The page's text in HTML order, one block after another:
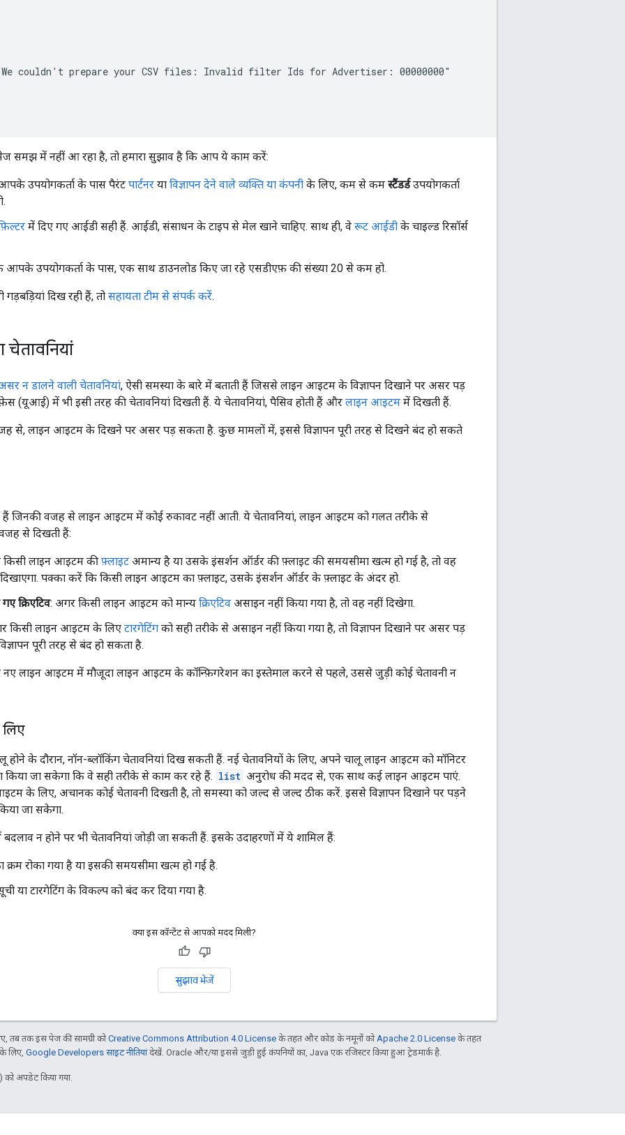
couldn't prepare your CSV files: Invalid filter Ids for Advertiser: 00000000"
समझ में नहीं आ रहा है, तो हमारा सुझाव है कि आप ये काम करें:
उपयोगकर्ता के पास पैरंट पार्टनर या विज्ञापन देने वाले व्यक्ति या कंपनी के लिए, कम से कम स्टैंडर्डउपयोगकर्ता
में दिए गए आईडी सही हैं. आईडी, संसाधन के टाइप से मेल खाने चाहिए. साथ ही, वे रूट आईडी के चाइल्ड रिसॉर्स
आपके उपयोगकर्ता के पास, एक साथ डाउनलोड किए जा रहे एसडीएफ़ की संख्या 20 से कम हो.
दिख रही हैं, तो सहायता टीम से संपर्क करें.
चेतावनियां
न डालने वाली चेतावनियां, ऐसी समस्या के बारे में बताती हैं जिससे लाइन आइटम के विज्ञापन दिखाने पर असर पड़
(यूआई) में भी इसी तरह की चेतावनियां दिखती हैं. ये चेतावनियां, पैसिव होती हैं और लाइन आइटम में दिखती हैं.
से, लाइन आइटम के दिखने पर असर पड़ सकता है. कुछ मामलों में, इससे विज्ञापन पूरी तरह से दिखने बंद हो सकते
हैं जिनकी वजह से लाइन आइटम में कोई रुकावट नहीं आती. ये चेतावनियां, लाइन आइटम को गलत तरीके से
से दिखती हैं:
किसी लाइन आइटम कीफ़्लाइट अमान्य है या उसके इंसर्शन ऑर्डर की फ़्लाइट की समयसीमा खत्म हो गई है, तो वह
दिखाएगा. पक्का करें कि किसी लाइन आइटम का फ़्लाइट, उसके इंसर्शन ऑर्डर के फ़्लाइट के अंदर हो.
क्रिएटिव: अगर किसी लाइन आइटम को मान्य क्रिएटिव असाइन नहीं किया गया है, तो वह नहीं दिखेगा.
किसी लाइन आइटम के लिए टारगेटिंग को सही तरीके से असाइन नहीं किया गया है, तो विज्ञापन दिखाने पर असर पड़
पूरी तरह से बंद हो सकता है.
नए लाइन आइटम में मौजूदा लाइन आइटम के कॉन्फ़िगरेशन का इस्तेमाल करने से पहले, उससे जुड़ी कोई चेतावनी न
के दौरान, नॉन-ब्लॉकिंग चेतावनियां दिख सकती हैं. नई चेतावनियों के लिए, अपने चालू लाइन आइटम को मॉनिटर
जा सकेगा कि वे सही तरीके से काम कर रहे हैं. list अनुरोध की मदद से, एक साथ कई लाइन आइटम पाएं.
के लिए, अचानक कोई चेतावनी दिखती है, तो समस्या को जल्द से जल्द ठीक करें. इससे विज्ञापन दिखाने पर पड़ने
जा सकेगा.
बदलाव न होने पर भी चेतावनियां जोड़ी जा सकती हैं. इसके उदाहरणों में ये शामिल हैं:
क्रम रोका गया है या इसकी समयसीमा खत्म हो गई है.
या टारगेटिंग के विकल्प को बंद कर दिया गया है.
क्या इस कॉन्टेंट से आपको मदद मिली?
सुझाव भेजें
तब तक इस पेज की सामग्री कोCreative Commons Attribution 4.0 License के तहत और कोड के नमूनों को Apache 2.0 License के तहत
लिए, Google Developers साइट नीतियांदेखें. Oracle और/या इससे जुड़ी हुई कंपनियों का, Java एक रजिस्टर किया हुआ ट्रेडमार्क है.
अपडेट किया गया.